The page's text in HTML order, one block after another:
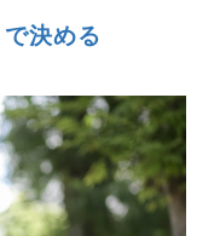
決める